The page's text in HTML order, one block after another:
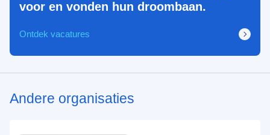
voor en vonden hun droombaan.
Ontdek vacatures
Andere organisaties